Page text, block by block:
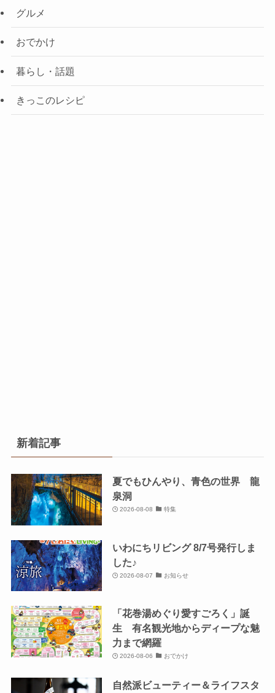
グルメ
おでかけ
暮らし・話題
きっこのレシピ
新着記事
夏でもひんやり、青色の世界 龍
泉洞
2026-08-08 特集
いわにちリビング 8/7号発行しま
した♪
2026-08-07 お知らせ
「花巻湯めぐり愛すごろく」誕
生 有名観光地からディープな魅
力まで網羅
2026-08-06 おでかけ
自然派ビューティー＆ライフスタ